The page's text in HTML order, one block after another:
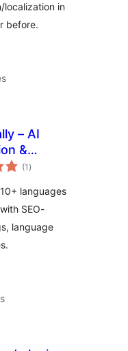
localization in
before.
– AI
&
SEO:
(1 értékelés
összesen
)
languages
SEO-
language